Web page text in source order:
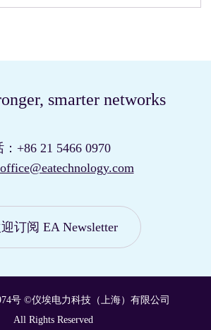
smarter networks
：+86 21 5466 0970
订阅 EA Newsletter
号©仪埃电力科技（上海）有限公司
All Rights Reserved